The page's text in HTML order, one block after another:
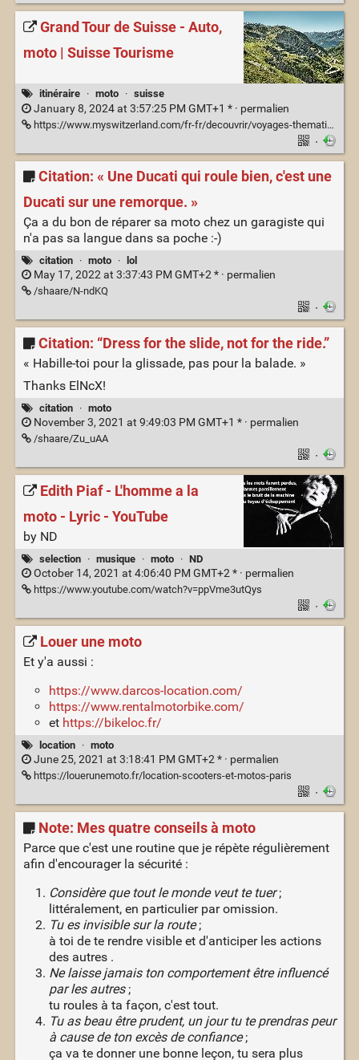
Grand Tour de Suisse - Auto,
moto | Suisse Tourisme
itinéraire · moto · suisse
January 8, 2024 at 3:57:25 PM GMT+1 * · permalien
https://www.myswitzerland.com/fr-fr/decouvrir/voyages-thematiques/auto-moto-grand-tour/
·
Citation: « Une Ducati qui roule bien, c'est une
Ducati sur une remorque. »
Ça a du bon de réparer sa moto chez un garagiste qui
n'a pas sa langue dans sa poche :-)
citation · moto · lol
May 17, 2022 at 3:37:43 PM GMT+2 * · permalien
/shaare/N-ndKQ
·
Citation: “Dress for the slide, not for the ride.”
« Habille-toi pour la glissade, pas pour la balade. »
Thanks ElNcX!
citation · moto
November 3, 2021 at 9:49:03 PM GMT+1 * · permalien
/shaare/Zu_uAA
·
Edith Piaf - L'homme a la
moto - Lyric - YouTube
by ND
selection · musique · moto · ND
October 14, 2021 at 4:06:40 PM GMT+2 * · permalien
https://www.youtube.com/watch?v=ppVme3utQys
·
Louer une moto
Et y'a aussi :
https://www.darcos-location.com/
https://www.rentalmotorbike.com/
et https://bikeloc.fr/
location · moto
June 25, 2021 at 3:18:41 PM GMT+2 * · permalien
https://louerunemoto.fr/location-scooters-et-motos-paris
·
Note: Mes quatre conseils à moto
Parce que c'est une routine que je répète régulièrement
afin d'encourager la sécurité :
Considère que tout le monde veut te tuer;
littéralement, en particulier par omission.
Tu es invisible sur la route;
à toi de te rendre visible et d'anticiper les actions
des autres .
Ne laisse jamais ton comportement être influencé
par les autres;
tu roules à ta façon, c'est tout.
Tu as beau être prudent, un jour tu te prendras peur
à cause de ton excès de confiance;
ça va te donner une bonne leçon, tu sera plus